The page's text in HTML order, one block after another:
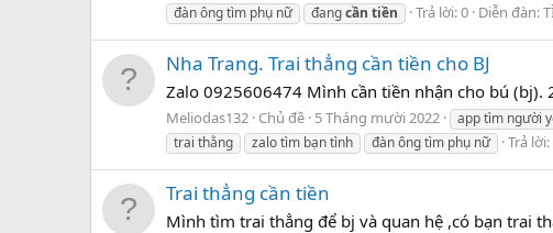
đàn ông tìm phụ nữ
đangcần tiền Trả lời: 0 Diễn đàn:
Nha Trang. Trai thẳng cần tiền cho BJ
Zalo 0925606474 Mình cần tiền nhận cho bú (bj).
Meliodas132 Chủ đề 5 Tháng mười 2022 app tìm người
trai thằng
zalo tìm bạn tình đàn ông tìm phụ nữ Trả lời:
Trai thẳng cần tiền
Mình tìm trai thẳng để bj và quan hệ ,có bạn trai